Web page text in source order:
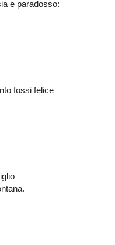
e paradosso:
fossi felice